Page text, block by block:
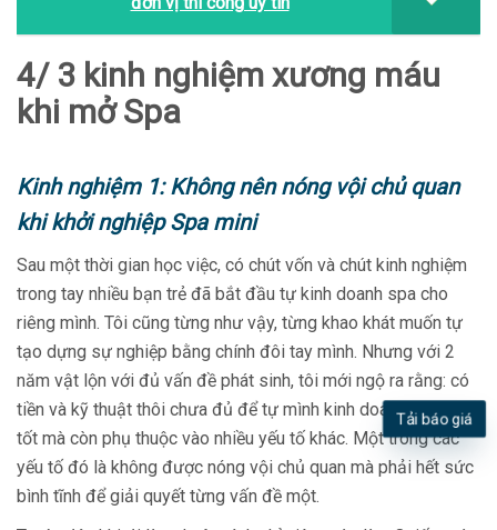
4/ 3 kinh nghiệm xương máu
khi mở Spa
Kinh nghiệm 1: Không nên nóng vội chủ quan
khi khởi nghiệp Spa mini
Sau một thời gian học việc, có chút vốn và chút kinh nghiệm
trong tay nhiều bạn trẻ đã bắt đầu tự kinh doanh spa cho
riêng mình. Tôi cũng từng như vậy, từng khao khát muốn tự
tạo dựng sự nghiệp bằng chính đôi tay mình. Nhưng với 2
năm vật lộn với đủ vấn đề phát sinh, tôi mới ngộ ra rằng: có
tiền và kỹ thuật thôi chưa đủ để tự mình kinh doanh tiệm spa
tốt mà còn phụ thuộc vào nhiều yếu tố khác. Một trong các
yếu tố đó là không được nóng vội chủ quan mà phải hết sức
bình tĩnh để giải quyết từng vấn đề một.
Tải báo giá